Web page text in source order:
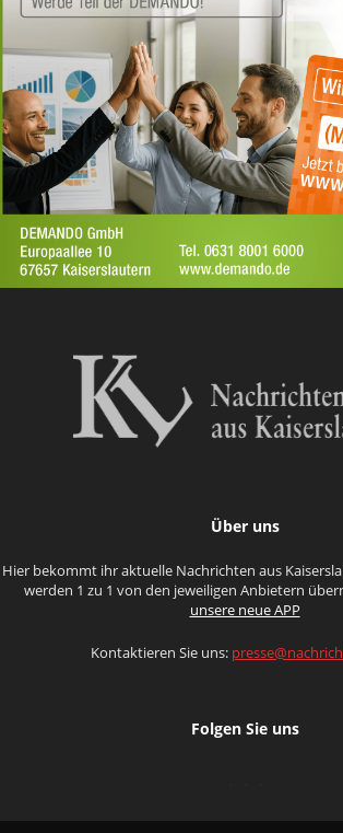
Über uns
Hier bekommt ihr aktuelle Nachrichten aus
werden 1 zu 1 von den jeweiligen Anbietern
unsere neue APP
Kontaktieren Sie uns:
Folgen Sie uns